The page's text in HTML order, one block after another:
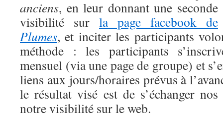
anciens, en leur donnant une seconde
visibilité sur la page facebook de
Plumes, et inciter les participants
méthode : les participants
mensuel (via une page de groupe) et
liens aux jours/horaires prévus à
le résultat visé est de s’échanger
notre visibilité sur le web.